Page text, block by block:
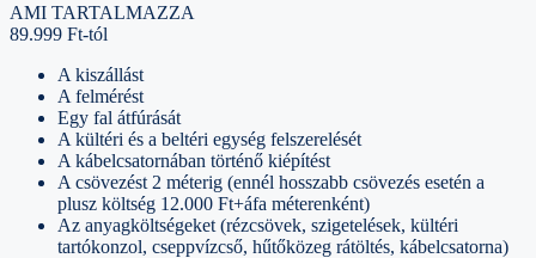
AMI TARTALMAZZA
89.999 Ft-tól
A kiszállást
A felmérést
Egy fal átfúrását
A kültéri és a beltéri egység felszerelését
A kábelcsatornában történő kiépítést
A csövezést 2 méterig (ennél hosszabb csövezés esetén a
plusz költség 12.000 Ft+áfa méterenként)
Az anyagköltségeket (rézcsövek, szigetelések, kültéri
tartókonzol, cseppvízcső, hűtőközeg rátöltés, kábelcsatorna)